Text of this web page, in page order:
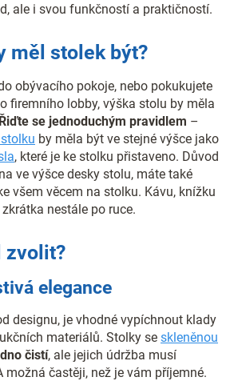
ale i svou funkčností a praktičností.
měl stolek být?
obývacího pokoje, nebo pokukujete
firemního lobby, výška stolu by měla
Řiďte se jednoduchým pravidlem –
by měla být ve stejné výšce jako
, které je ke stolku přistaveno. Důvod
ve výšce desky stolu, máte také
všem věcem na stolku. Kávu, knížku
nestále po ruce.
zvolit?
elegance
designu, je vhodné vypíchnout klady
materiálů. Stolky se skleněnou
čistí, ale jejich údržba musí
možná častěji, než je vám příjemné.